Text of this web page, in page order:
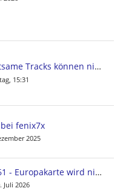
Tracks können nicht gelöscht werden
15:31
fenix7x
2025
Drivesmart 61 - Europakarte wird nicht angezeigt
Juli 2026